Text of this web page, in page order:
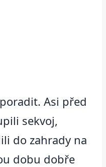
Asi před
sekvoj,
do zahrady na
dobu dobře